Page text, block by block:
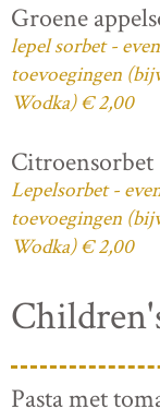
Groene
lepel sorbet -
toevoegingen
Wodka) € 2,00
Citroensorbet
Lepelsorbet -
toevoegingen
Wodka) € 2,00
Pasta met